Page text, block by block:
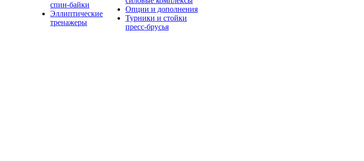
спин-байки
Эллиптические
тренажеры
Опции и дополнения
Турники и стойки
пресс-брусья